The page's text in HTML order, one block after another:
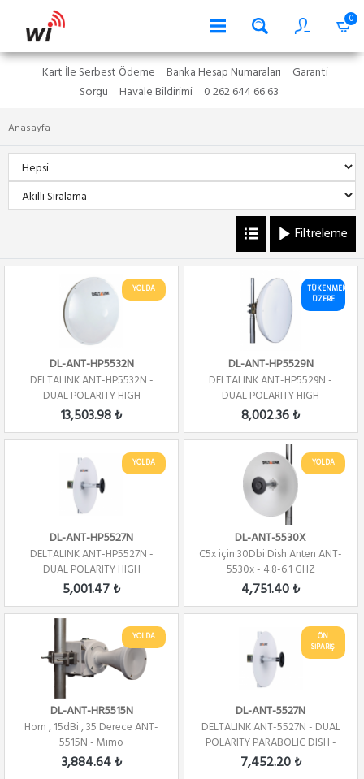
0
Kart İle Serbest Ödeme Banka Hesap Numaraları
Garanti
Sorgu
Havale Bildirimi 0 262 644 66 63
Anasayfa
Filtreleme
YOLDA
DL-ANT-HP5532N
DELTALINK ANT-HP5532N -
DUAL POLARITY HIGH
PERFORMANCE - DISH - ...
13,503.98 ₺
TÜKENMEK
ÜZERE
DL-ANT-HP5529N
DELTALINK ANT-HP5529N -
DUAL POLARITY HIGH
PERFORMANCE - DISH - ...
8,002.36 ₺
YOLDA
DL-ANT-HP5527N
DELTALINK ANT-HP5527N -
DUAL POLARITY HIGH
PERFORMANCE - DISH - ...
5,001.47 ₺
YOLDA
DL-ANT-5530X
C5x için 30Dbi Dish Anten ANT-
5530x - 4.8-6.1 GHZ
4,751.40 ₺
YOLDA
DL-ANT-HR5515N
Horn , 15dBi , 35 Derece ANT-
5515N - Mimo
3,884.64 ₺
ÖN
SİPARİŞ
DL-ANT-5527N
DELTALINK ANT-5527N - DUAL
POLARITY PARABOLIC DISH -
4.8-6.1 GHZ...
7,452.20 ₺